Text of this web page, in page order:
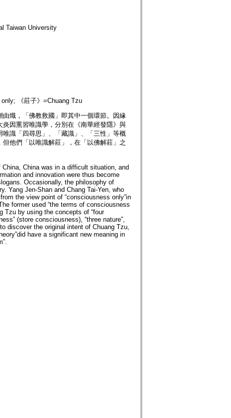
Taiwan University
《莊子》=Chuang Tzu
熾，「佛教救國」即其中一個環節。因緣
因熏習唯識學，分別在《南華經發隱》與
唯識「四尋思」、「藏識」、「三性」等概
他們「以唯識解莊」，在「以佛解莊」之
China was in a difficult situation, and
and innovation were thus become
Occasionally, the philosophy of
Yang Jen-Shan and Chang Tai-Yen, who
the view point of “consciousness only”in
former used “the terms of consciousness
Tzu by using the concepts of “four
(store consciousness), “three nature”,
discover the original intent of Chuang Tzu,
have a significant new meaning in